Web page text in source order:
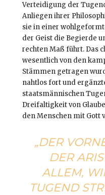
Verteidigung der
Anliegen ihrer
sie in einer
der Geist die Begierde
rechten Maß führt. Das
wesentlich von den
Stämmen getragen
nahtlos fort und
staatsmännischen
Dreifaltigkeit von
den Menschen mit Gott
„DER
DER
ALLEM,
TUGEND